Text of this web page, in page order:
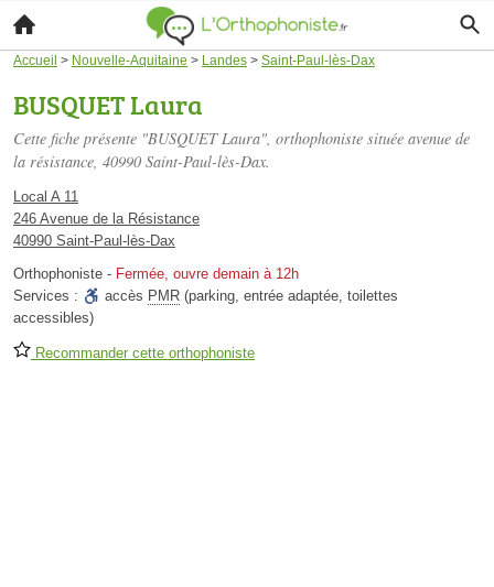
Accueil > Nouvelle-Aquitaine > Landes > Saint-Paul-lès-Dax
BUSQUET Laura
Cette fiche présente "BUSQUET Laura", orthophoniste située avenue de
la résistance, 40990 Saint-Paul-lès-Dax.
Local A 11
246 Avenue de la Résistance
40990 Saint-Paul-lès-Dax
Orthophoniste - Fermée, ouvre demain à 12h
Services :
accès PMR (parking, entrée adaptée, toilettes
accessibles)
Recommander cette orthophoniste